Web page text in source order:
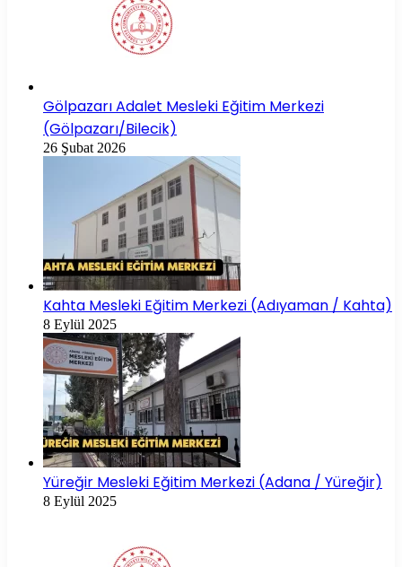
Gölpazarı Adalet Mesleki Eğitim Merkezi
(Gölpazarı/Bilecik)
26 Şubat 2026
Kahta Mesleki Eğitim Merkezi (Adıyaman / Kahta)
8 Eylül 2025
Yüreğir Mesleki Eğitim Merkezi (Adana / Yüreğir)
8 Eylül 2025